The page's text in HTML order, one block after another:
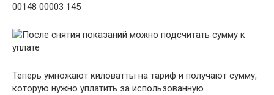
00148 00003 145
Теперь умножают киловатты на тариф и получают сумму,
которую нужно уплатить за использованную